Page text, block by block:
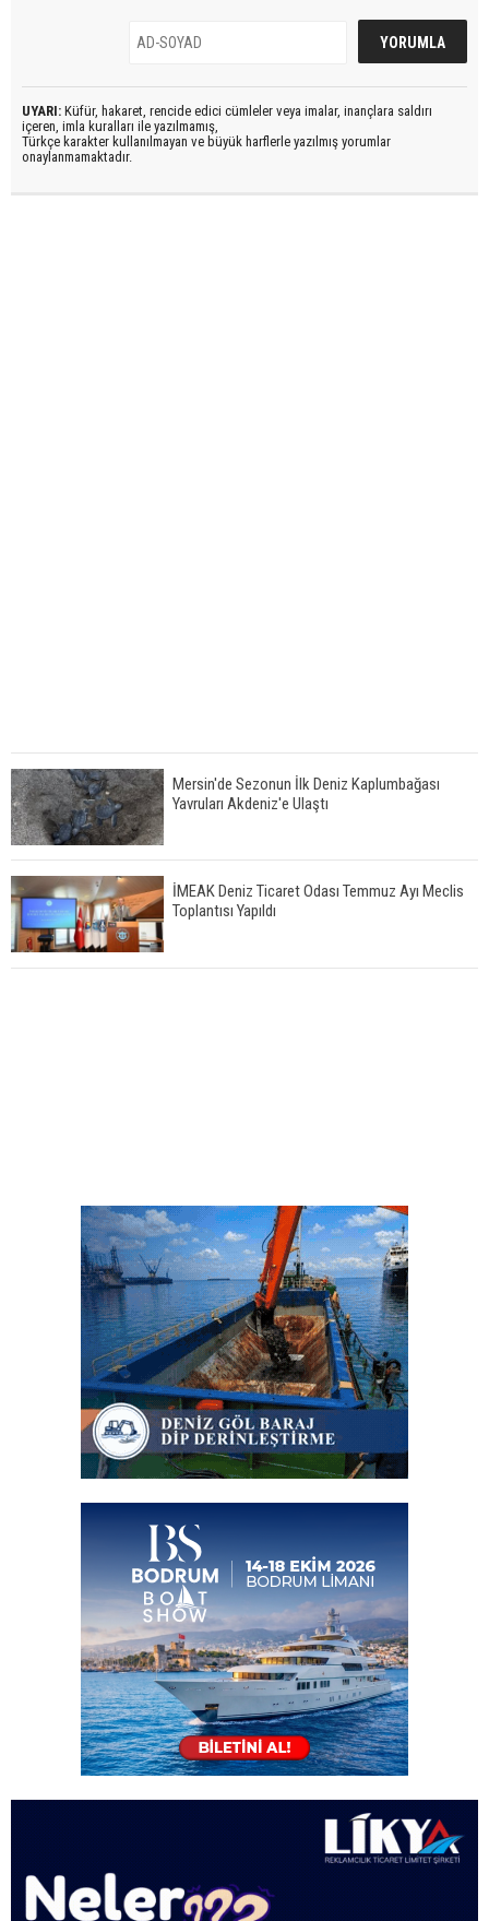
UYARI: Küfür, hakaret, rencide edici cümleler veya imalar, inançlara saldırı
içeren, imla kuralları ile yazılmamış,
Türkçe karakter kullanılmayan ve büyük harflerle yazılmış yorumlar
onaylanmamaktadır.
Mersin'de Sezonun İlk Deniz Kaplumbağası
Yavruları Akdeniz'e Ulaştı
İMEAK Deniz Ticaret Odası Temmuz Ayı Meclis
Toplantısı Yapıldı